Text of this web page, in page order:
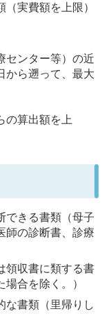
実費額を上限）
センター等）の近
から遡って、最大
算出額を上
できる書類（母子
師の診断書、診療
領収書に類する書
合を除く。）
な書類（里帰りし